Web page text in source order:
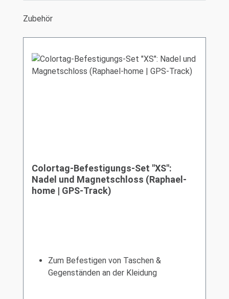
Produktgalerie überspringen
Zubehör
Colortag-Befestigungs-Set "XS":
Nadel und Magnetschloss (Raphael-
home | GPS-Track)
Zum Befestigen von Taschen &
Gegenständen an der Kleidung